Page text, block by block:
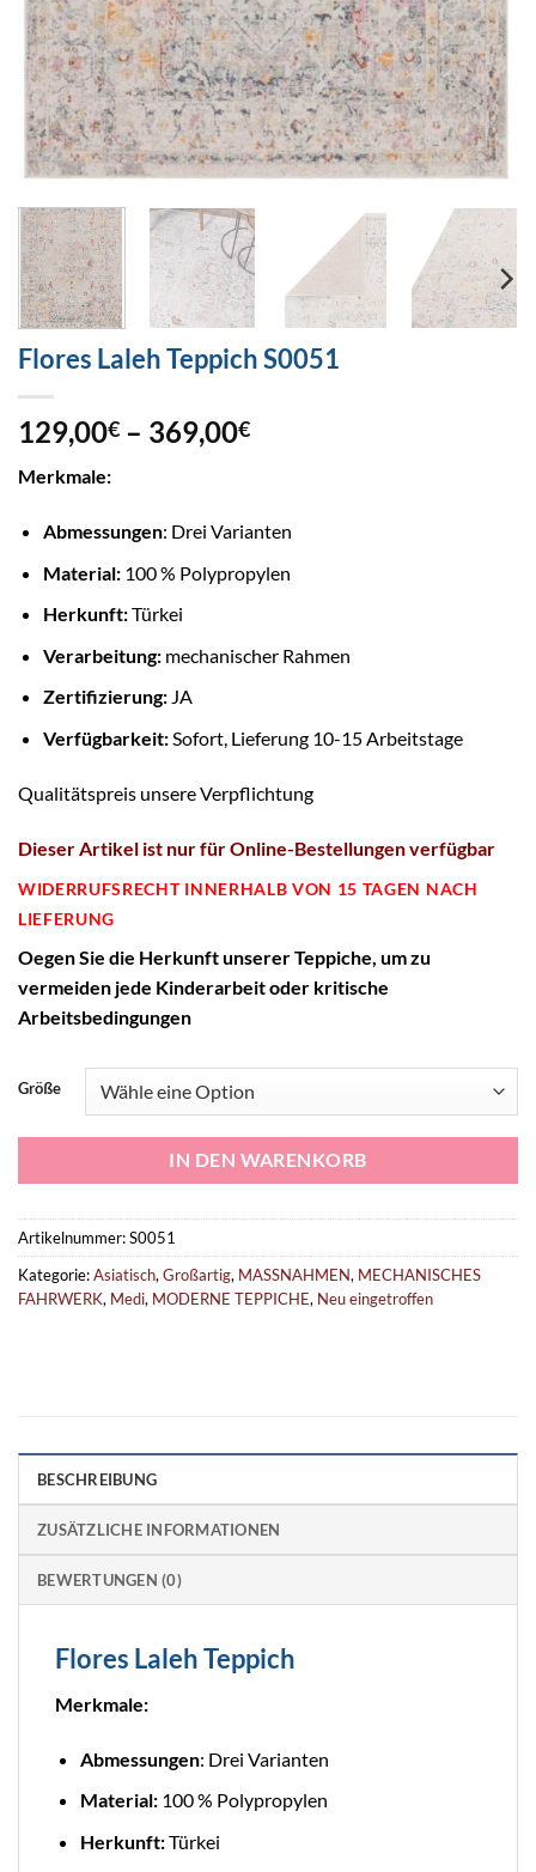
Flores Laleh Teppich S0051
129,00€ – 369,00€Preisspanne:
369,00€
Merkmale:
Abmessungen: Drei Varianten
Material:100 % Polypropylen
Herkunft:Türkei
Verarbeitung:mechanischer Rahmen
Zertifizierung:JA
Verfügbarkeit:Sofort, Lieferung 10-15 Arbeitstage
Qualitätspreis unsere Verpflichtung
Dieser Artikel ist nurfür Online-Bestellungen verfügbar
WIDERRUFSRECHT INNERHALB VON 15 TAGEN NACH
LIEFERUNG
Oegen Sie die Herkunft unserer Teppiche, um zu
vermeiden jede Kinderarbeit oder kritische
Arbeitsbedingungen
Größe
IN DEN WARENKORB
Artikelnummer:S0051
Kategorie:Asiatisch, Großartig, MASSNAHMEN, MECHANISCHES
FAHRWERK, Medi, MODERNE TEPPICHE, Neu eingetroffen
BESCHREIBUNG
ZUSÄTZLICHE INFORMATIONEN
BEWERTUNGEN (0)
Flores Laleh Teppich
Merkmale:
Abmessungen: Drei Varianten
Material:100 % Polypropylen
Herkunft:Türkei